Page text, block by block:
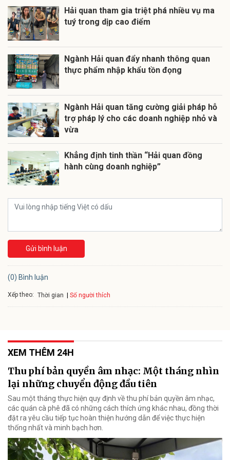
Hải quan tham gia triệt phá nhiều vụ ma
tuý trong dịp cao điểm
Ngành Hải quan đẩy nhanh thông quan
thực phẩm nhập khẩu tồn đọng
Ngành Hải quan tăng cường giải pháp hỗ
trợ pháp lý cho các doanh nghiệp nhỏ và
vừa
Khẳng định tinh thần “Hải quan đồng
hành cùng doanh nghiệp”
Gửi bình luận
(0) Bình luận
Xếp theo: Thời gian Số người thích
XEM THÊM 24H
Thu phí bản quyền âm nhạc: Một tháng nhìn
lại những chuyển động đầu tiên
Sau một tháng thực hiện quy định về thu phí bản quyền âm nhạc,
các quán cà phê đã có những cách thích ứng khác nhau, đồng thời
đặt ra yêu cầu tiếp tục hoàn thiện hướng dẫn để việc thực hiện
thống nhất và minh bạch hơn.